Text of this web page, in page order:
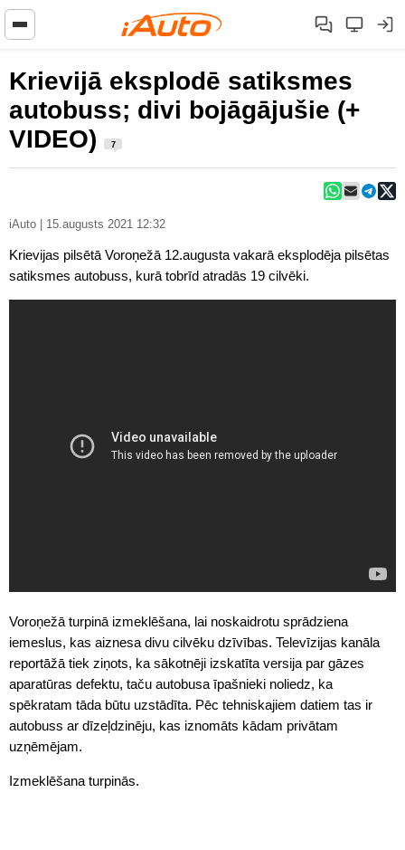
Krievijā eksplodē satiksmes
autobuss; divi bojāgājušie (+
VIDEO)
7
iAuto | 15.augusts 2021 12:32
Krievijas pilsētā Voroņežā 12.augusta vakarā eksplodēja pilsētas
satiksmes autobuss, kurā tobrīd atradās 19 cilvēki.
Voroņežā turpinā izmeklēšana, lai noskaidrotu sprādziena
iemeslus, kas aiznesa divu cilvēku dzīvības. Televīzijas kanāla
reportāžā tiek ziņots, ka sākotnēji izskatīta versija par gāzes
aparatūras defektu, taču autobusa īpašnieki noliedz, ka
spēkratam tāda būtu uzstādīta. Pēc tehniskajiem datiem tas ir
autobuss ar dīzeļdzinēju, kas iznomāts kādam privātam
uzņēmējam.
Izmeklēšana turpinās.